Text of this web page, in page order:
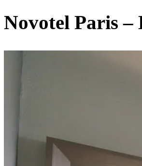
Novotel Paris –